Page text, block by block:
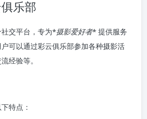
乐部
交平台，专为*摄影爱好者* 提供服务
可以通过彩云俱乐部参加各种摄影活
经验等。
特点：